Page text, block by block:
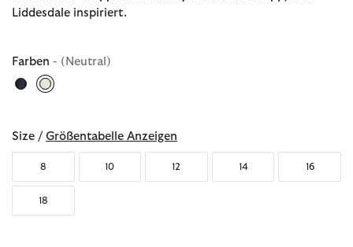
Liddesdale inspiriert.
Farben - (Neutral)
Size / Größentabelle Anzeigen
8 10 12 14 16
18